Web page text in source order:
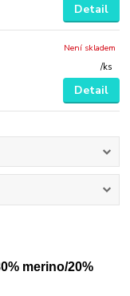
Detail
/ks
Není skladem
Detail
merino/20%